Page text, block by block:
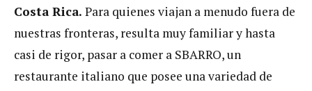
Costa Rica. Para quienes viajan a menudo fuera de
nuestras fronteras, resulta muy familiar y hasta
casi de rigor, pasar a comer a SBARRO, un
restaurante italiano que posee una variedad de